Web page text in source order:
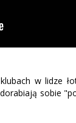
w lidze
sobie